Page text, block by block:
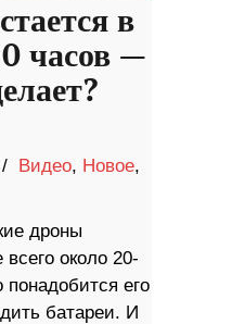
в
часов —
Видео, Новое,
дроны
всего около 20-
понадобится его
батареи. И